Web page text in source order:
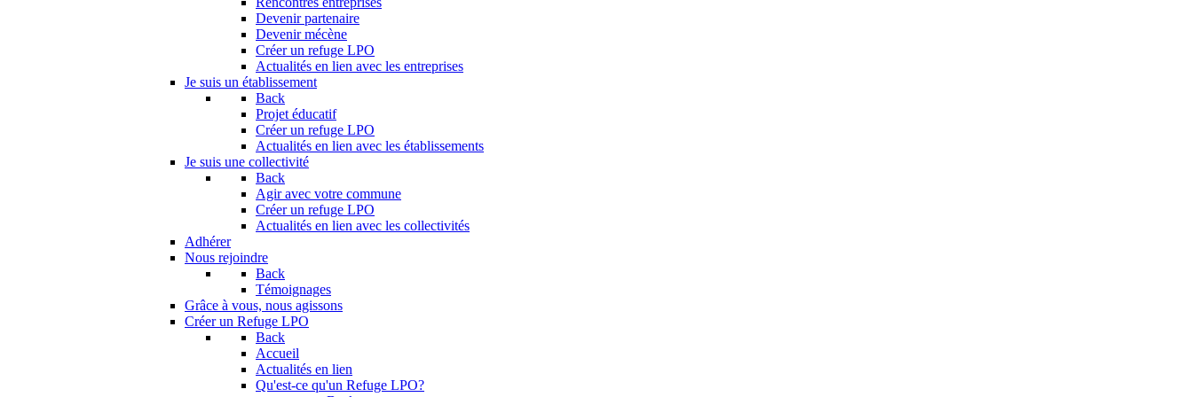
Devenir partenaire
Devenir mécène
Créer un refuge LPO
Actualités en lien avec les entreprises
Je suis un établissement
Back
Projet éducatif
Créer un refuge LPO
Actualités en lien avec les établissements
Je suis une collectivité
Back
Agir avec votre commune
Créer un refuge LPO
Actualités en lien avec les collectivités
Adhérer
Nous rejoindre
Back
Témoignages
Grâce à vous, nous agissons
Créer un Refuge LPO
Back
Accueil
Actualités en lien
Qu'est-ce qu'un Refuge LPO?